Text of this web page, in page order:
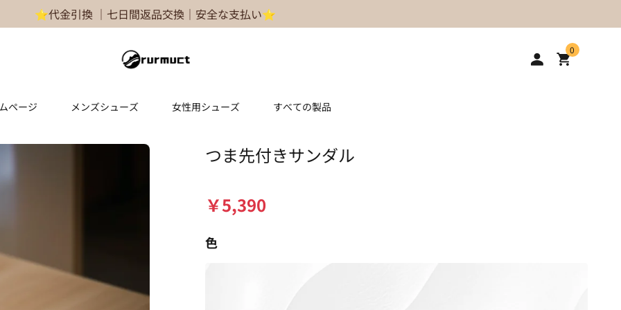
⭐代金引換 ｜七日間返品交換｜安全な支払い⭐
0
ページ メンズシューズ 女性用シューズ すべての製品
つま先付きサンダル
￥5,390
色